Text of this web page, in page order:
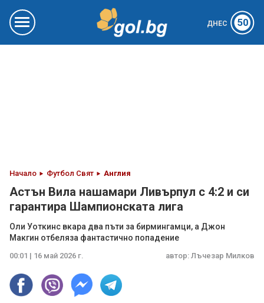
ДНЕС 50
Начало Футбол Свят Англия
Астън Вила нашамари Ливърпул с 4:2 и си
гарантира Шампионската лига
Оли Уоткинс вкара два пъти за бирмингамци, а Джон
Макгин отбеляза фантастично попадение
00:01 | 16 май 2026 г. автор: Лъчезар Милков